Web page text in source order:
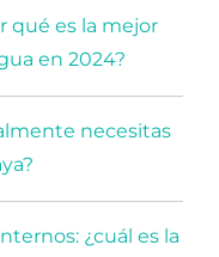
qué es la mejor
en 2024?
necesitas
¿cuál es la